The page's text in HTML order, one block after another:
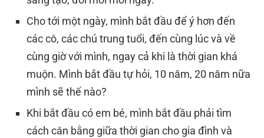
Cho tới một ngày, mình bắt đầu để ý hơn đến
các cô, các chú trung tuổi, đến cùng lúc và về
cùng giờ với mình, ngay cả khi là thời gian khá
muộn. Mình bắt đầu tự hỏi, 10 năm, 20 năm nữa
mình sẽ thế nào?
Khi bắt đầu có em bé, mình bắt đầu phải tìm
cách cân bằng giữa thời gian cho gia đình và